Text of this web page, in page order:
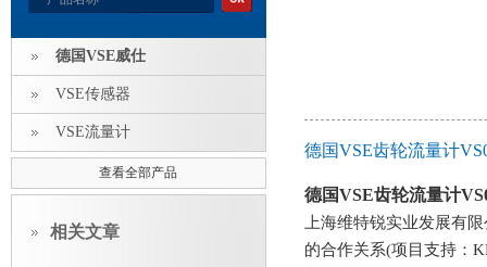
德国VSE威仕
VSE传感器
VSE流量计
查看全部产品
相关文章
德国VSE齿轮流量计
德国VSE齿轮流量计
上海维特锐实业发展有
的合作关系(项目支持：